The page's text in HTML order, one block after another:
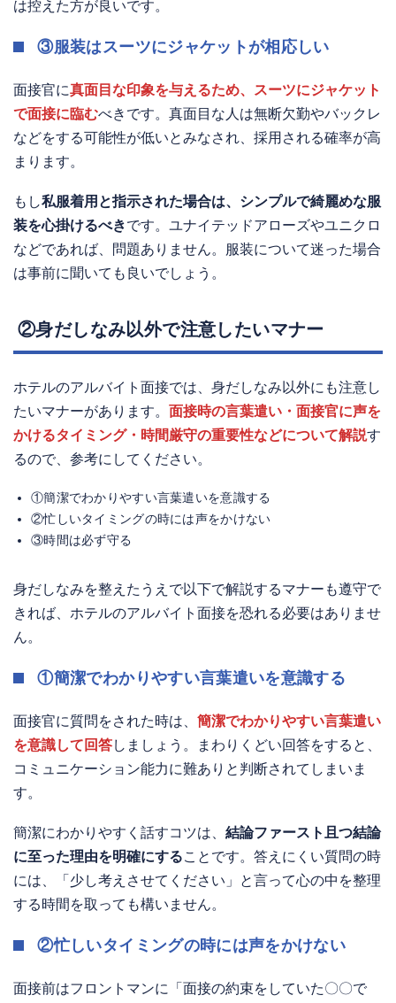
は控えた方が良いです。
③服装はスーツにジャケットが相応しい
面接官に真面目な印象を与えるため、スーツにジャケット
で面接に臨むべきです。真面目な人は無断欠勤やバックレ
などをする可能性が低いとみなされ、採用される確率が高
まります。
もし私服着用と指示された場合は、シンプルで綺麗めな服
装を心掛けるべきです。ユナイテッドアローズやユニクロ
などであれば、問題ありません。服装について迷った場合
は事前に聞いても良いでしょう。
②身だしなみ以外で注意したいマナー
ホテルのアルバイト面接では、身だしなみ以外にも注意し
たいマナーがあります。 面接時の言葉遣い・面接官に声を
かけるタイミング・時間厳守の重要性などについて解説す
るので、参考にしてください。
①簡潔でわかりやすい言葉遣いを意識する
②忙しいタイミングの時には声をかけない
③時間は必ず守る
身だしなみを整えたうえで以下で解説するマナーも遵守で
きれば、ホテルのアルバイト面接を恐れる必要はありませ
ん。
①簡潔でわかりやすい言葉遣いを意識する
面接官に質問をされた時は、 簡潔でわかりやすい言葉遣い
を意識して回答しましょう。まわりくどい回答をすると、
コミュニケーション能力に難ありと判断されてしまいま
す。
簡潔にわかりやすく話すコツは、 結論ファースト且つ結論
に至った理由を明確にすることです。答えにくい質問の時
には、「少し考えさせてください」と言って心の中を整理
する時間を取っても構いません。
②忙しいタイミングの時には声をかけない
面接前はフロントマンに「面接の約束をしていた〇〇で